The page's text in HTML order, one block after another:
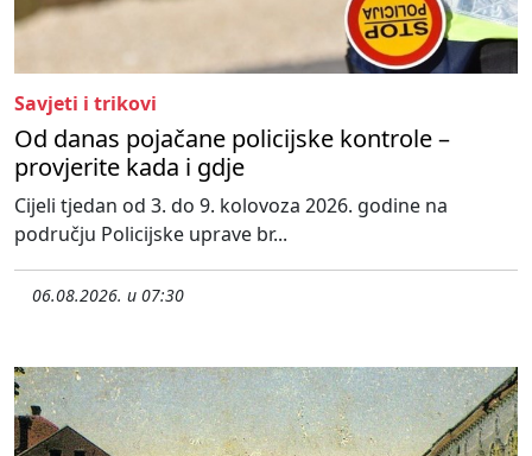
Savjeti i trikovi
Od danas pojačane policijske kontrole –
provjerite kada i gdje
Cijeli tjedan od 3. do 9. kolovoza 2026. godine na
području Policijske uprave br...
06.08.2026. u 07:30